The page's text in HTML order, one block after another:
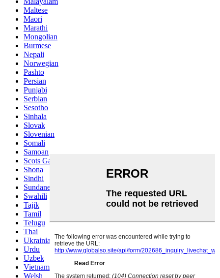
Maltese
Maori
Marathi
Mongolian
Burmese
Nepali
Norwegian
Pashto
Persian
Punjabi
Serbian
Sesotho
Sinhala
Slovak
Slovenian
Somali
Samoan
Scots Gaelic
Shona
Sindhi
Sundanese
Swahili
Tajik
Tamil
Telugu
Thai
Ukrainian
Urdu
Uzbek
Vietnamese
Welsh